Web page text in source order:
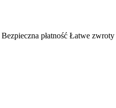
Bezpieczna płatność Łatwe zwroty